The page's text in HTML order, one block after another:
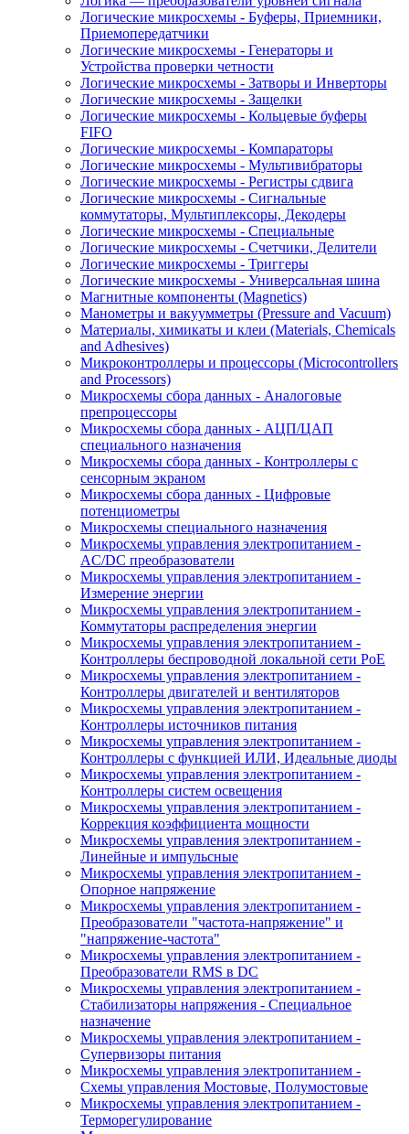
Логические микросхемы - Буферы, Приемники,
Приемопередатчики
Логические микросхемы - Генераторы и
Устройства проверки четности
Логические микросхемы - Затворы и Инверторы
Логические микросхемы - Защелки
Логические микросхемы - Кольцевые буферы
FIFO
Логические микросхемы - Компараторы
Логические микросхемы - Мультивибраторы
Логические микросхемы - Регистры сдвига
Логические микросхемы - Сигнальные
коммутаторы, Мультиплексоры, Декодеры
Логические микросхемы - Специальные
Логические микросхемы - Счетчики, Делители
Логические микросхемы - Триггеры
Логические микросхемы - Универсальная шина
Магнитные компоненты (Magnetics)
Манометры и вакуумметры (Pressure and Vacuum)
Материалы, химикаты и клеи (Materials, Chemicals
and Adhesives)
Микроконтроллеры и процессоры (Microcontrollers
and Processors)
Микросхемы сбора данных - Аналоговые
препроцессоры
Микросхемы сбора данных - АЦП/ЦАП
специального назначения
Микросхемы сбора данных - Контроллеры с
сенсорным экраном
Микросхемы сбора данных - Цифровые
потенциометры
Микросхемы специального назначения
Микросхемы управления электропитанием -
AC/DC преобразователи
Микросхемы управления электропитанием -
Измерение энергии
Микросхемы управления электропитанием -
Коммутаторы распределения энергии
Микросхемы управления электропитанием -
Контроллеры беспроводной локальной сети PoE
Микросхемы управления электропитанием -
Контроллеры двигателей и вентиляторов
Микросхемы управления электропитанием -
Контроллеры источников питания
Микросхемы управления электропитанием -
Контроллеры с функцией ИЛИ, Идеальные диоды
Микросхемы управления электропитанием -
Контроллеры систем освещения
Микросхемы управления электропитанием -
Коррекция коэффициента мощности
Микросхемы управления электропитанием -
Линейные и импульсные
Микросхемы управления электропитанием -
Опорное напряжение
Микросхемы управления электропитанием -
Преобразователи "частота-напряжение" и
"напряжение-частота"
Микросхемы управления электропитанием -
Преобразователи RMS в DC
Микросхемы управления электропитанием -
Стабилизаторы напряжения - Специальное
назначение
Микросхемы управления электропитанием -
Супервизоры питания
Микросхемы управления электропитанием -
Схемы управления Мостовые, Полумостовые
Микросхемы управления электропитанием -
Терморегулирование